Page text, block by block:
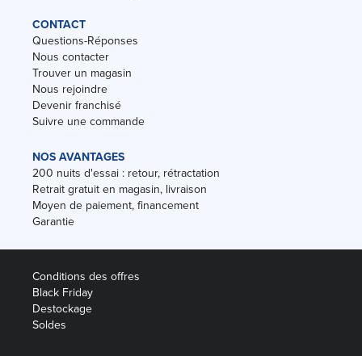
CONTACT
Questions-Réponses
Nous contacter
Trouver un magasin
Nous rejoindre
Devenir franchisé
Suivre une commande
NOS AVANTAGES
200 nuits d'essai : retour, rétractation
Retrait gratuit en magasin, livraison
Moyen de paiement, financement
Garantie
Conditions des offres
Black Friday
Destockage
Soldes